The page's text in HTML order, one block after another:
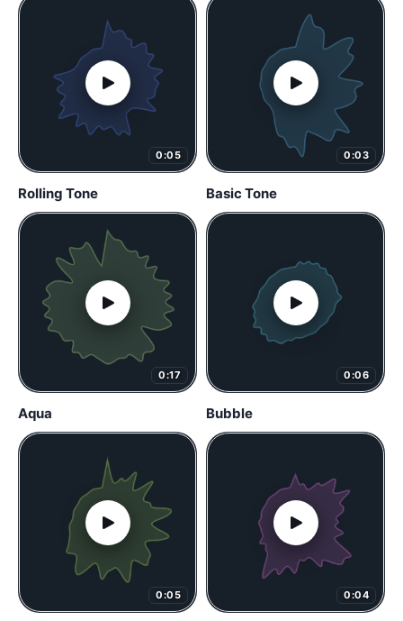
0:05
Rolling Tone
0:03
Basic Tone
0:17
Aqua
0:06
Bubble
0:05 0:04